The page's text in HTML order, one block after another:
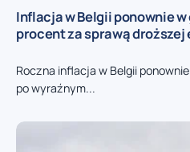
Inflacja w Belgii ponownie w
procent za sprawą droższej
Roczna inflacja w Belgii
po wyraźnym...